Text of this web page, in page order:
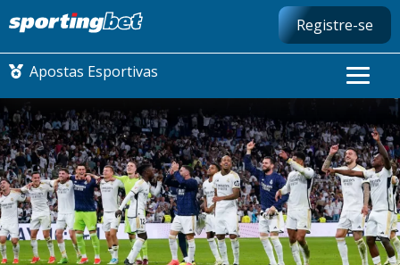
Registre-se
Apostas Esportivas
CONMEBOL LIBERTADORES
FUTEBOL NACIONAL
FUTEBOL INTERNACIONAL